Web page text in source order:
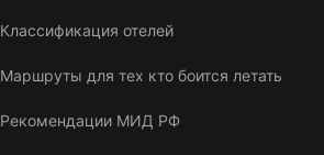
Классификация отелей
Маршруты для тех кто боится летать
Рекомендации МИД РФ